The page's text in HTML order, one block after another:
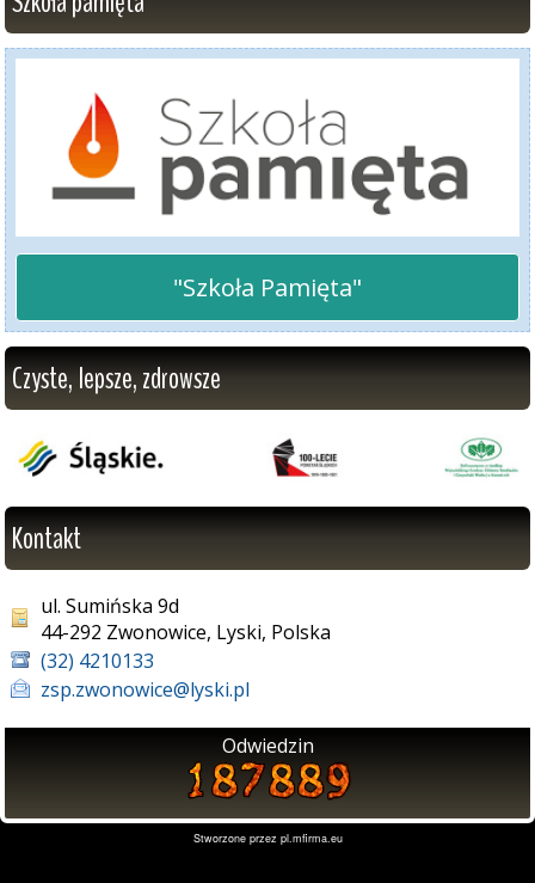
"Szkoła Pamięta"
Czyste, lepsze, zdrowsze
Kontakt
ul. Sumińska 9d
44-292 Zwonowice, Lyski, Polska
(32) 4210133
zsp.zwonowice@lyski.pl
Odwiedzin
Stworzone przez pl.mfirma.eu